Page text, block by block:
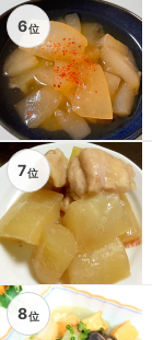
6位
7位
8位